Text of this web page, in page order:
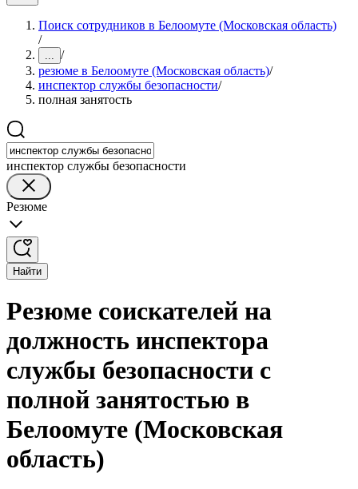
Поиск сотрудников в Белоомуте (Московская область)
/
... /
резюме в Белоомуте (Московская область)/
инспектор службы безопасности/
полная занятость
инспектор службы безопасности
Резюме
Найти
Резюме соискателей на
должность инспектора
службы безопасности с
полной занятостью в
Белоомуте (Московская
область)